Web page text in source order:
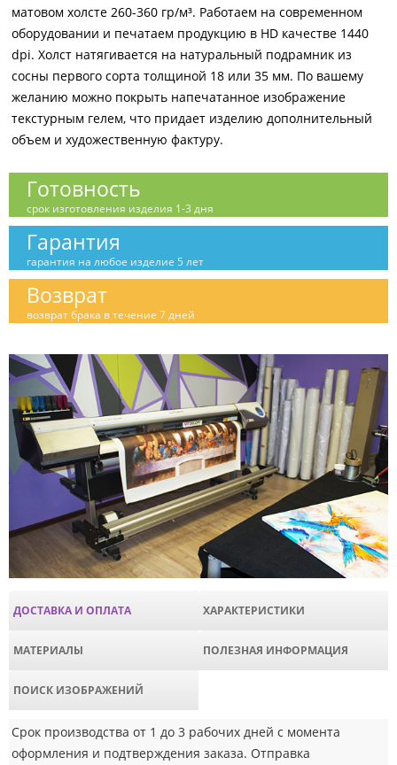
матовом холсте 260-360 гр/м³. Работаем на современном
оборудовании и печатаем продукцию в HD качестве 1440
dpi. Холст натягивается на натуральный подрамник из
сосны первого сорта толщиной 18 или 35 мм. По вашему
желанию можно покрыть напечатанное изображение
текстурным гелем, что придает изделию дополнительный
объем и художественную фактуру.
Готовность
срок изготовления изделия 1-3 дня
Гарантия
гарантия на любое изделие 5 лет
Возврат
возврат брака в течение 7 дней
ДОСТАВКА И ОПЛАТА ХАРАКТЕРИСТИКИ
МАТЕРИАЛЫ ПОЛЕЗНАЯ ИНФОРМАЦИЯ
ПОИСК ИЗОБРАЖЕНИЙ
Срок производства от 1 до 3 рабочих дней с момента
оформления и подтверждения заказа. Отправка